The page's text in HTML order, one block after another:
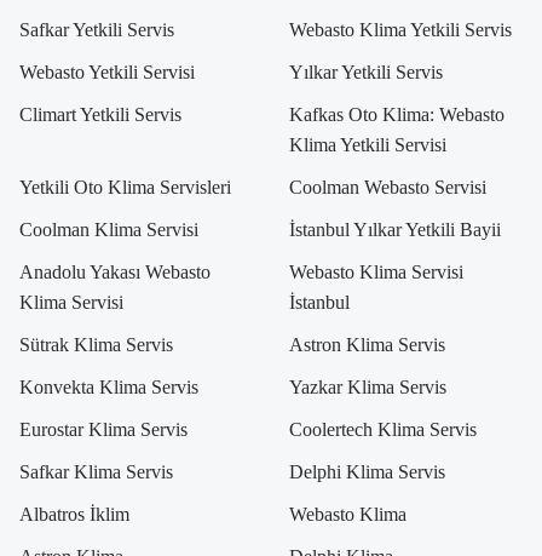
Safkar Yetkili Servis Webasto Klima Yetkili Servis
Webasto Yetkili Servisi Yılkar Yetkili Servis
Climart Yetkili Servis
Kafkas Oto Klima: Webasto
Klima Yetkili Servisi
Yetkili Oto Klima Servisleri Coolman Webasto Servisi
Coolman Klima Servisi İstanbul Yılkar Yetkili Bayii
Anadolu Yakası Webasto
Klima Servisi
Webasto Klima Servisi
İstanbul
Sütrak Klima Servis Astron Klima Servis
Konvekta Klima Servis Yazkar Klima Servis
Eurostar Klima Servis Coolertech Klima Servis
Safkar Klima Servis Delphi Klima Servis
Albatros İklim Webasto Klima